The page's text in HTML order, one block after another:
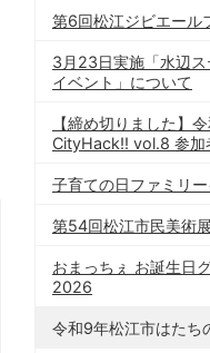
第6回松江ジビエール
3月23日実施「水辺
イベント」について
【締め切りました】
CityHack!! vol.8 参加
子育ての日ファミリー
第54回松江市民美術展
おまっちぇ お誕生日
2026
令和9年松江市はたち